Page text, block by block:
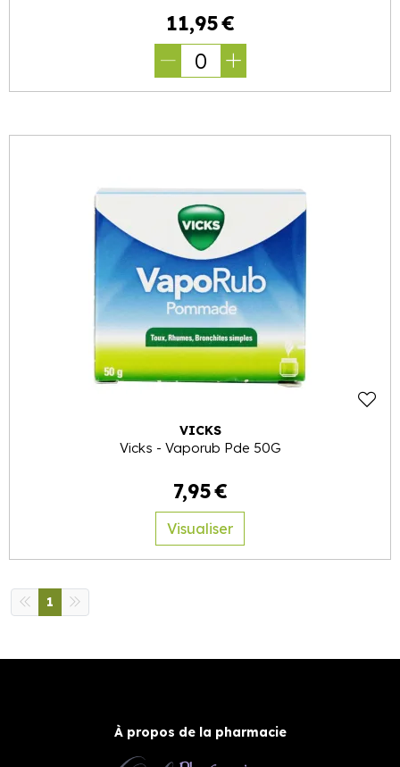
11,95€
0
VICKS
Vicks - Vaporub Pde 50G
7,95€
Visualiser
1
À propos de la pharmacie